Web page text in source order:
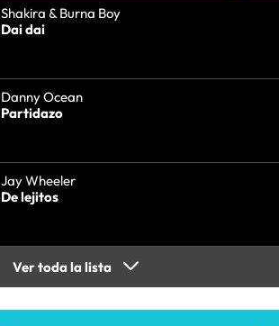
Shakira & Burna Boy
Dai dai
Danny Ocean
Partidazo
Jay Wheeler
De lejitos
Ver toda la lista